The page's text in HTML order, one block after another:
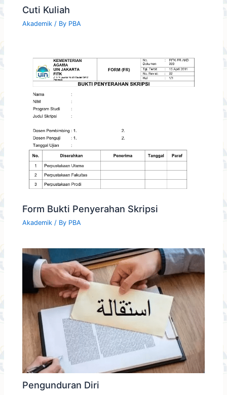
Cuti Kuliah
Akademik / By PBA
Form Bukti Penyerahan Skripsi
Akademik / By PBA
Pengunduran Diri